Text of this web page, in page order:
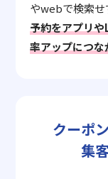
やwebで検索せ
予約をアプリ
率アップにつな
クーポ
集